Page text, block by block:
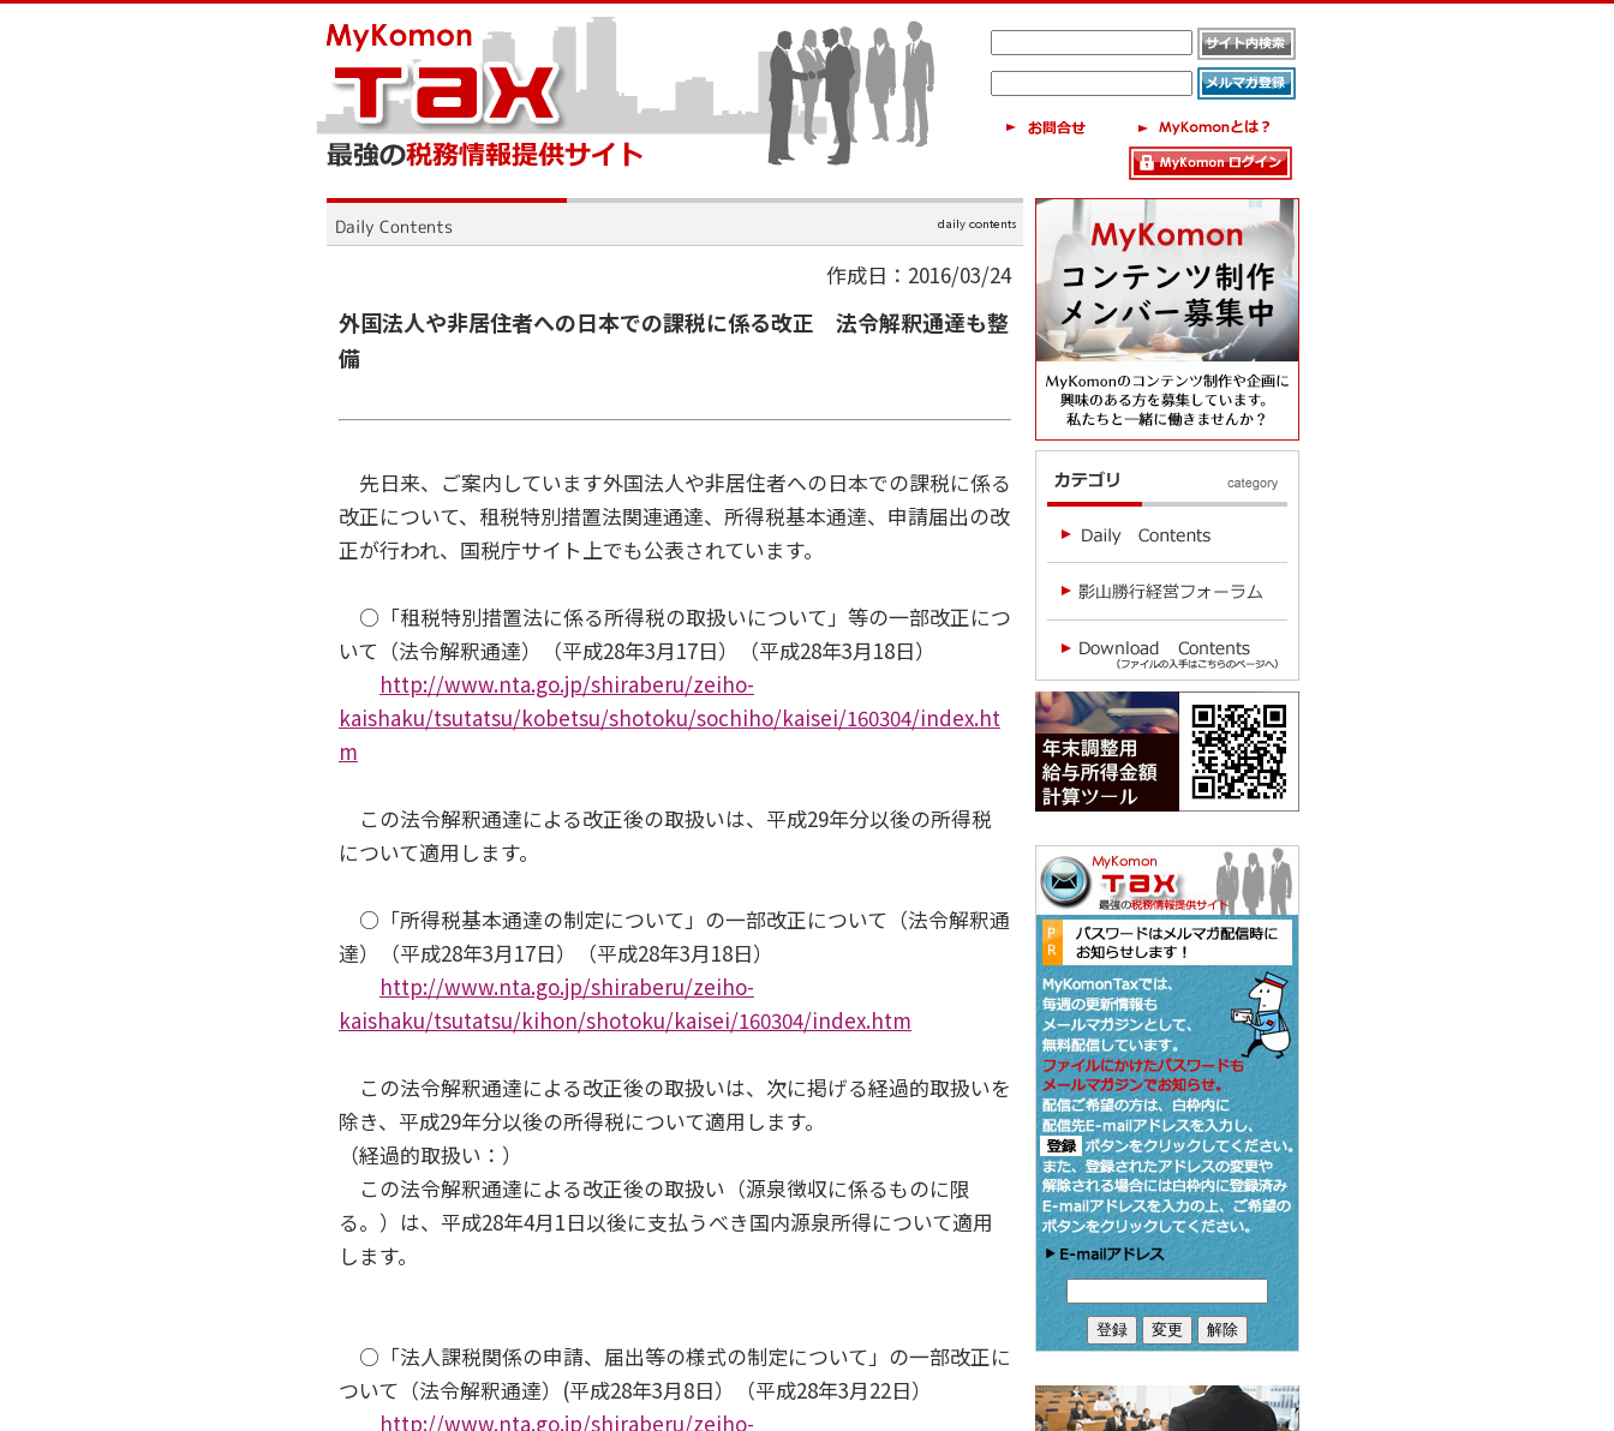
作成日：2016/03/24
外国法人や非居住者への日本での課税に係る改正 法令解釈通達も整
備
先日来、ご案内しています外国法人や非居住者への日本での課税に係る
改正について、租税特別措置法関連通達、所得税基本通達、申請届出の改
正が行われ、国税庁サイト上でも公表されています。
○「租税特別措置法に係る所得税の取扱いについて」等の一部改正につ
いて（法令解釈通達）（平成28年3月17日）（平成28年3月18日）
http://www.nta.go.jp/shiraberu/zeiho-
kaishaku/tsutatsu/kobetsu/shotoku/sochiho/kaisei/160304/index.ht
m
この法令解釈通達による改正後の取扱いは、平成29年分以後の所得税
について適用します。
○「所得税基本通達の制定について」の一部改正について（法令解釈通
達）（平成28年3月17日）（平成28年3月18日）
http://www.nta.go.jp/shiraberu/zeiho-
kaishaku/tsutatsu/kihon/shotoku/kaisei/160304/index.htm
この法令解釈通達による改正後の取扱いは、次に掲げる経過的取扱いを
除き、平成29年分以後の所得税について適用します。
（経過的取扱い：）
この法令解釈通達による改正後の取扱い（源泉徴収に係るものに限
る。）は、平成28年4月1日以後に支払うべき国内源泉所得について適用
します。
○「法人課税関係の申請、届出等の様式の制定について」の一部改正に
ついて（法令解釈通達）(平成28年3月8日）（平成28年3月22日）
http://www.nta.go.jp/shiraberu/zeiho-